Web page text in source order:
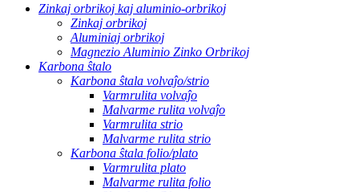
Zinkaj orbrikoj kaj aluminio-orbrikoj
Zinkaj orbrikoj
Aluminiaj orbrikoj
Magnezio Aluminio Zinko Orbrikoj
Karbona ŝtalo
Karbona ŝtala volvaĵo/strio
Varmrulita volvaĵo
Malvarme rulita volvaĵo
Varmrulita strio
Malvarme rulita strio
Karbona ŝtala folio/plato
Varmrulita plato
Malvarme rulita folio